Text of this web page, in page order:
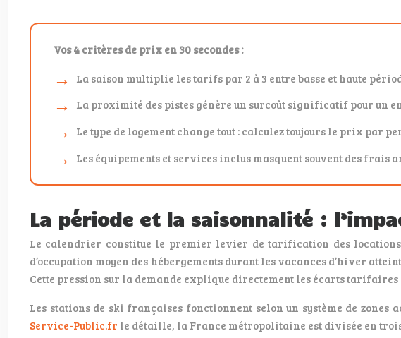
Vos 4 critères de prix en 30 secondes :
La saison multiplie les tarifs par 2 à 3 entre basse et haute
La proximité des pistes génère un surcoût significatif pour un
Le type de logement change tout : calculez toujours le prix par
Les équipements et services inclus masquent souvent des frais
La période et la saisonnalité :
Le calendrier constitue le premier levier de tarification des
d’occupation moyen des hébergements durant les vacances d’hiver
Cette pression sur la demande explique directement les écarts
Les stations de ski françaises fonctionnent selon un système de
Service-Public.fr le détaille, la France métropolitaine est divisée en